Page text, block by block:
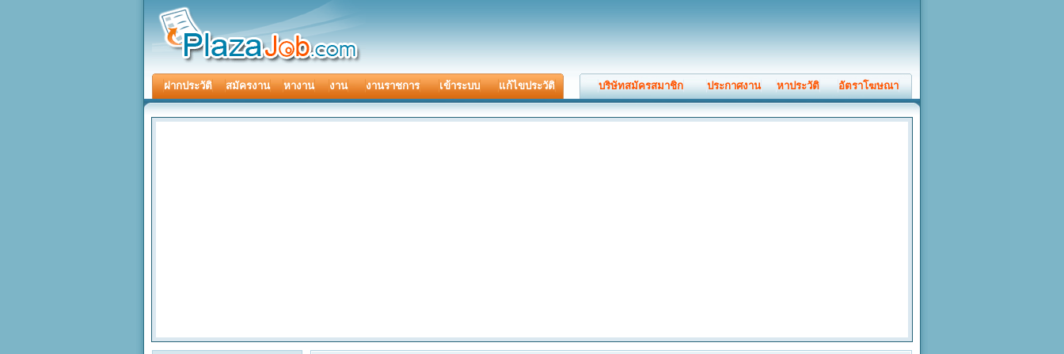
ฝากประวัติ สมัครงาน หางาน งาน งานราชการ เข้าระบบ แก้ไขประวัติ บริษัทสมัครสมาชิก ประกาศงาน หาประวัติ อัตราโฆษณา